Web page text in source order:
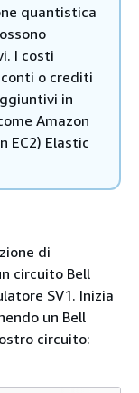
quantistica
I costi
o crediti
in
Amazon
EC2) Elastic
di
circuito Bell
SV1. Inizia
un Bell
circuito: